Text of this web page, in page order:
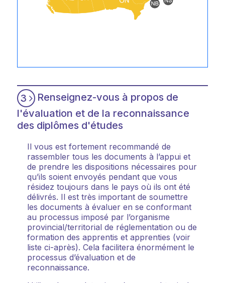
3
Renseignez-vous à propos de
l'évaluation et de la reconnaissance
des diplômes d'études
Il vous est fortement recommandé de
rassembler tous les documents à l’appui et
de prendre les dispositions nécessaires pour
qu’ils soient envoyés pendant que vous
résidez toujours dans le pays où ils ont été
délivrés. Il est très important de soumettre
les documents à évaluer en se conformant
au processus imposé par l’organisme
provincial/territorial de réglementation ou de
formation des apprentis et apprenties (voir
liste ci-après). Cela facilitera énormément le
processus d’évaluation et de
reconnaissance.